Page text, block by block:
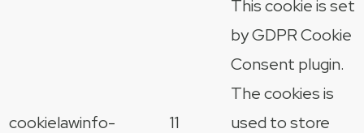
cookielawinfo-
11
This cookie is set
by GDPR Cookie
Consent plugin.
The cookies is
used to store